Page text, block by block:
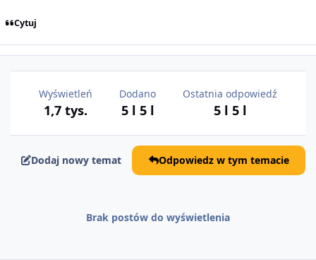
Cytuj
Wyświetleń
1,7 tys.
Dodano
5 l 5 l
Ostatnia odpowiedź
5 l 5 l
Dodaj nowy temat Odpowiedz w tym temacie
Brak postów do wyświetlenia